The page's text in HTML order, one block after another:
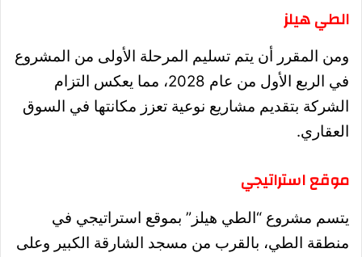
الطي هيلز
ومن المقرر أن يتم تسليم المرحلة الأولى من المشروع
في الربع الأول من عام 2028، مما يعكس التزام
الشركة بتقديم مشاريع نوعية تعزز مكانتها في السوق
العقاري.
موقع استراتيجي
يتسم مشروع “الطي هيلز” بموقع استراتيجي في
منطقة الطي، بالقرب من مسجد الشارقة الكبير وعلى